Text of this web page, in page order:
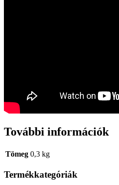
További információk
Tömeg 0,3 kg
Termékkategóriák